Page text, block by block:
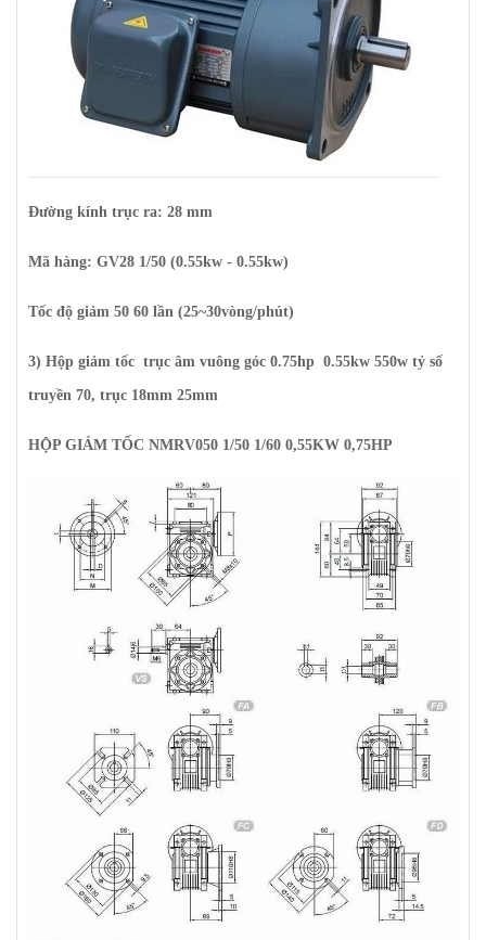
Đường kính trục ra: 28 mm
Mã hàng: GV28 1/50 (0.55kw - 0.55kw)
Tốc độ giảm 50 60 lần (25~30vòng/phút)
3) Hộp giảm tốc trục âm vuông góc 0.75hp 0.55kw 550w tỷ số
truyền 70, trục 18mm 25mm
HỘP GIẢM TỐC NMRV050 1/50 1/60 0,55KW 0,75HP